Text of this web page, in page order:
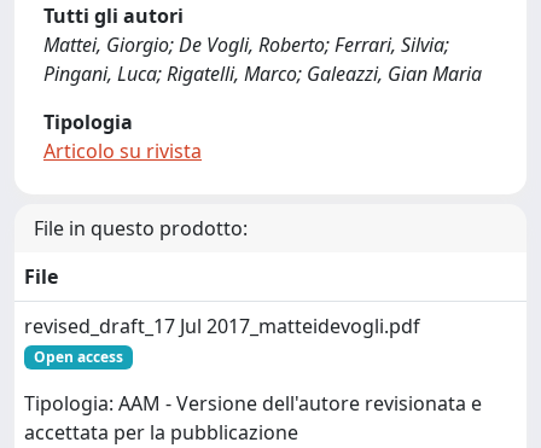
Tutti gli autori
Mattei, Giorgio; De Vogli, Roberto; Ferrari, Silvia;
Pingani, Luca; Rigatelli, Marco; Galeazzi, Gian Maria
Tipologia
Articolo su rivista
File in questo prodotto:
File
revised_draft_17 Jul 2017_matteidevogli.pdf
Open access
Tipologia: AAM - Versione dell'autore revisionata e
accettata per la pubblicazione